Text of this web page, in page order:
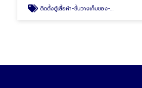
ติดตั้งตู้เสื้อผ้า-ชั้นวางเก็บของ-บานซิงค์ คลองสามวา